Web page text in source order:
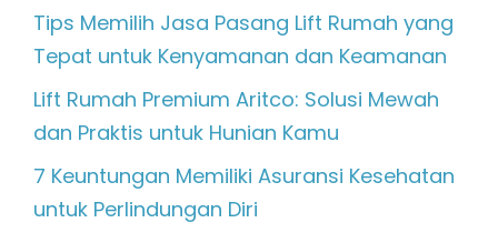
Tips Memilih Jasa Pasang Lift Rumah yang
Tepat untuk Kenyamanan dan Keamanan
Lift Rumah Premium Aritco: Solusi Mewah
dan Praktis untuk Hunian Kamu
7 Keuntungan Memiliki Asuransi Kesehatan
untuk Perlindungan Diri